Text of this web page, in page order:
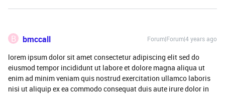
B bmccall Forum|Forum|4 years ago
lorem ipsum dolor sit amet consectetur adipiscing elit sed do
eiusmod tempor incididunt ut labore et dolore magna aliqua ut
enim ad minim veniam quis nostrud exercitation ullamco laboris
nisi ut aliquip ex ea commodo consequat duis aute irure dolor in